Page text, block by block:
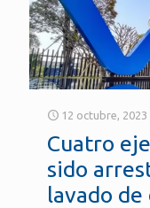
12 octubre, 2023
Cuatro
sido
lavado